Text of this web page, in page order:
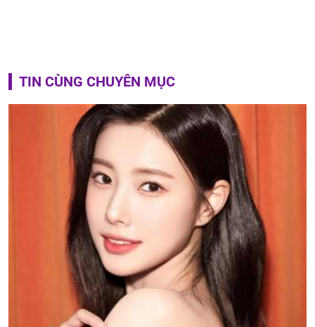
TIN CÙNG CHUYÊN MỤC